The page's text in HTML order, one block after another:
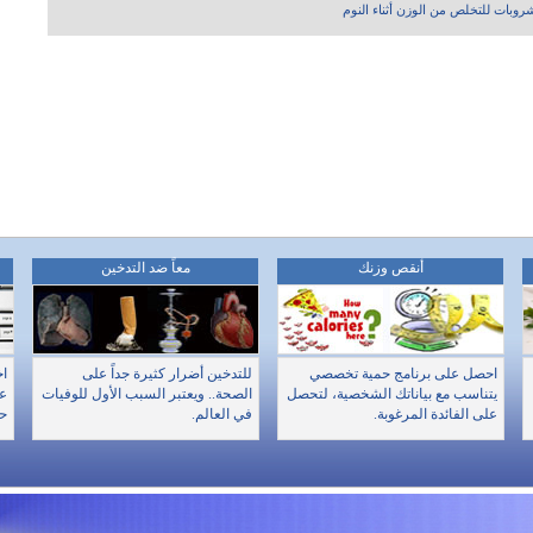
معاً ضد التدخين
للتدخين أضرار كثيرة جداً على
الصحة.. ويعتبر السبب الأول للوفيات
في العالم.
أنقص وزنك
احصل على برنامج حمية تخصصي
يتناسب مع بياناتك الشخصية، لتحصل
على الفائدة المرغوبة.